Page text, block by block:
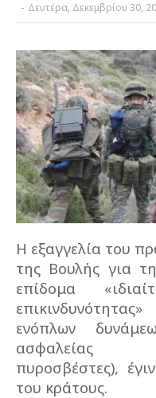
- Δευτέρα, Δεκεμβρίου 30,
Η εξαγγελία του
της Βουλής για
επίδομα
ενόπλων
ασφαλείας
πυροσβέστες),
του κράτους.